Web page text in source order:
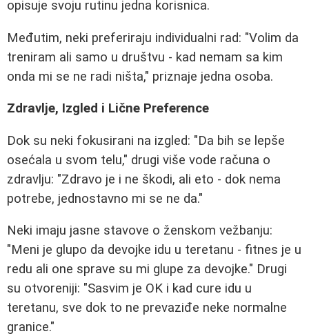
opisuje svoju rutinu jedna korisnica.
Međutim, neki preferiraju individualni rad: "Volim da
treniram ali samo u društvu - kad nemam sa kim
onda mi se ne radi ništa," priznaje jedna osoba.
Zdravlje, Izgled i Lične Preference
Dok su neki fokusirani na izgled: "Da bih se lepše
osećala u svom telu," drugi više vode računa o
zdravlju: "Zdravo je i ne škodi, ali eto - dok nema
potrebe, jednostavno mi se ne da."
Neki imaju jasne stavove o ženskom vežbanju:
"Meni je glupo da devojke idu u teretanu - fitnes je u
redu ali one sprave su mi glupe za devojke." Drugi
su otvoreniji: "Sasvim je OK i kad cure idu u
teretanu, sve dok to ne prevaziđe neke normalne
granice."